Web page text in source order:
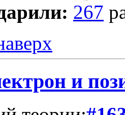
267
и